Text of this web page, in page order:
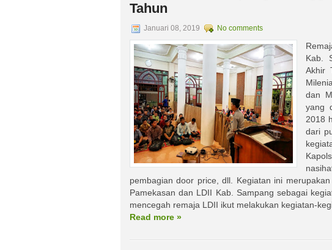
Tahun
Januari 08, 2019 No comments
Kab.
Akhir
dan
yang
2018
dari
pembagian door price, dll. Kegiatan ini
Pamekasan dan LDII Kab. Sampang sebagai
mencegah remaja LDII ikut melakukan kegiatan-
Read more »